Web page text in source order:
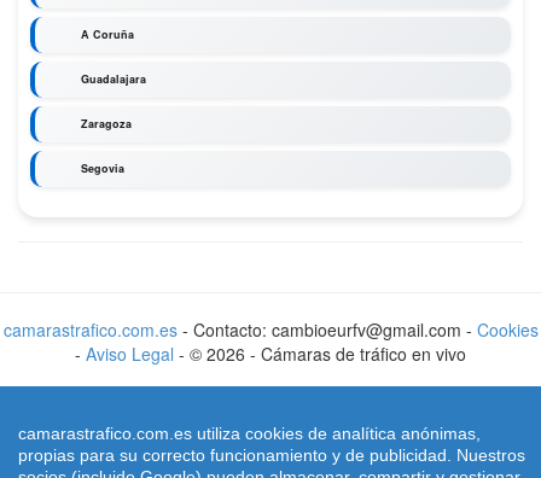
A Coruña
Guadalajara
Zaragoza
Segovia
camarastrafico.com.es- Contacto: cambioeurfv@gmail.com - Cookies
- Aviso Legal - © 2026 - Cámaras de tráfico en vivo
camarastrafico.com.es utiliza cookies de analítica anónimas,
propias para su correcto funcionamiento y de publicidad. Nuestros